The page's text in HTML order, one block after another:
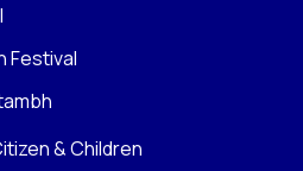
Festival
& Children